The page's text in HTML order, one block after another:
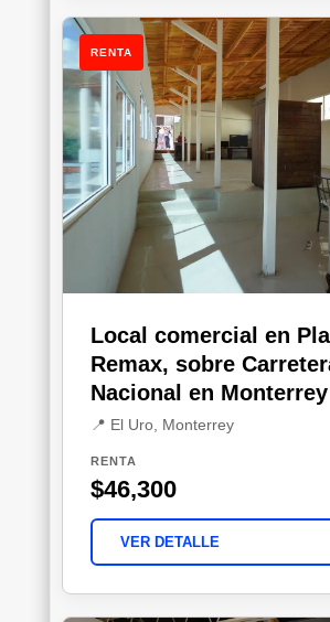
RENTA
Local comercial en
Remax, sobre
Nacional en Monterrey
📍 El Uro, Monterrey
RENTA
$46,300
VER DETALLE